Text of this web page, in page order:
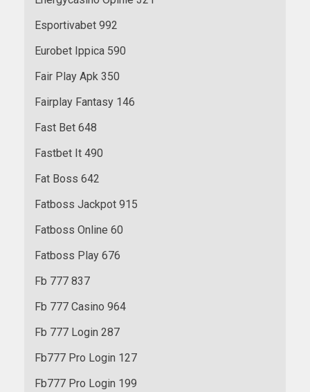
Esportivabet 992
Eurobet Ippica 590
Fair Play Apk 350
Fairplay Fantasy 146
Fast Bet 648
Fastbet It 490
Fat Boss 642
Fatboss Jackpot 915
Fatboss Online 60
Fatboss Play 676
Fb 777 837
Fb 777 Casino 964
Fb 777 Login 287
Fb777 Pro Login 127
Fb777 Pro Login 199